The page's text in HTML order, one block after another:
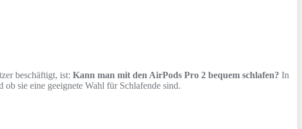
beschäftigt, ist: Kann man mit den AirPods Pro 2 bequem schlafen? In
sie eine geeignete Wahl für Schlafende sind.